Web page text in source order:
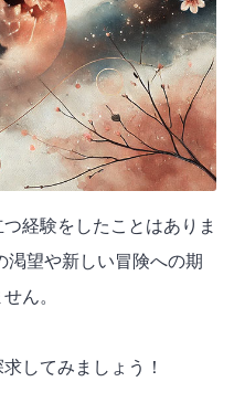
経験をしたことはありま
渇望や新しい冒険への期
ん。
してみましょう！